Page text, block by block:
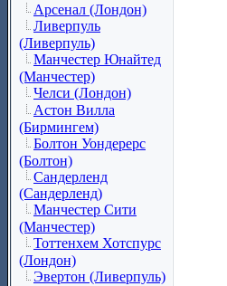
Арсенал (Лондон)
Ливерпуль
(Ливерпуль)
Манчестер Юнайтед
(Манчестер)
Челси (Лондон)
Астон Вилла
(Бирмингем)
Болтон Уондерерс
(Болтон)
Сандерленд
(Сандерленд)
Манчестер Сити
(Манчестер)
Тоттенхем Хотспурс
(Лондон)
Эвертон (Ливерпуль)